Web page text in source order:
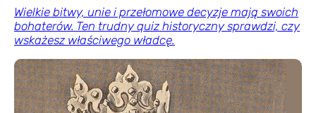
Wielkie bitwy, unie i przełomowe decyzje mają swoich
bohaterów. Ten trudny quiz historyczny sprawdzi, czy
wskażesz właściwego władcę.